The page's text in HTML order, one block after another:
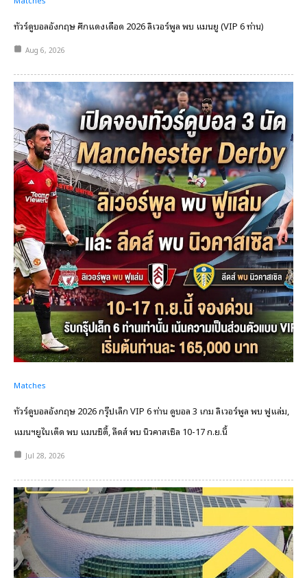
ทัวร์ดูบอลอังกฤษ ศึกแดงเดือด 2026 ลิเวอร์พูล พบ แมนยู (VIP 6 ท่าน)
Aug 6, 2026
Matches
ทัวร์ดูบอลอังกฤษ 2026 กรุ๊ปเล็ก VIP 6 ท่าน ดูบอล 3 เกม ลิเวอร์พูล พบ ฟูแล่ม,
แมนฯยูไนเต็ด พบ แมนซิตี้, ลีดส์ พบ นิวคาสเซิล 10-17 ก.ย.นี้
Jul 28, 2026